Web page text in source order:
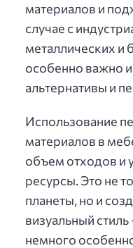
материалов и
случае с
металлических и
особенно важно
альтернативы и
Использование
материалов в
объем отходов и
ресурсы. Это не
планеты, но и
визуальный
немного